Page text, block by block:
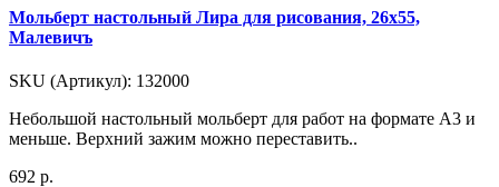
Мольберт настольный Лира для рисования, 26х55,
Малевичъ
SKU (Артикул): 132000
Небольшой настольный мольберт для работ на формате А3 и
меньше. Верхний зажим можно переставить..
692 р.